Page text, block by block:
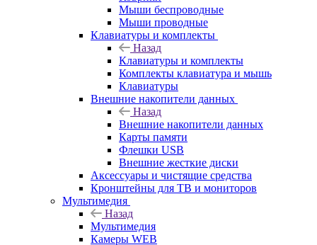
Мыши беспроводные
Мыши проводные
Клавиатуры и комплекты
Назад
Клавиатуры и комплекты
Комплекты клавиатура и мышь
Клавиатуры
Внешние накопители данных
Назад
Внешние накопители данных
Карты памяти
Флешки USB
Внешние жесткие диски
Аксессуары и чистящие средства
Кронштейны для ТВ и мониторов
Мультимедия
Назад
Мультимедия
Камеры WEB